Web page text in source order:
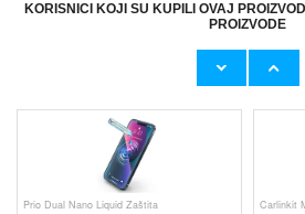
KORISNICI KOJI SU KUPILI OVAJ
PROIZVODE
Originalni
Prio Dual Nano Liquid Zaštita Carlinkit